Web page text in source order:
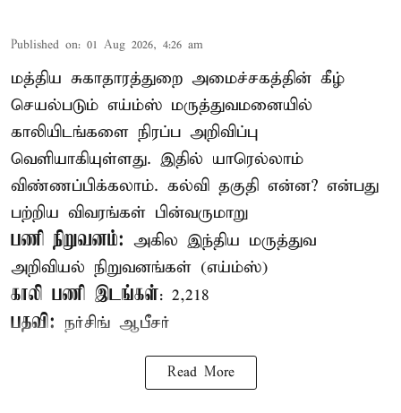
Published on: 01 Aug 2026, 4:26 am
மத்திய சுகாதாரத்துறை அமைச்சகத்தின் கீழ்
செயல்படும் எய்ம்ஸ் மருத்துவமனையில்
காலியிடங்களை நிரப்ப அறிவிப்பு
வெளியாகியுள்ளது. இதில் யாரெல்லாம்
விண்ணப்பிக்கலாம். கல்வி தகுதி என்ன? என்பது
பற்றிய விவரங்கள் பின்வருமாறு
பணி நிறுவனம்: அகில இந்திய மருத்துவ
அறிவியல் நிறுவனங்கள் (எய்ம்ஸ்)
காலி பணி இடங்கள்: 2,218
பதவி: நர்சிங் ஆபீசர்
Read More